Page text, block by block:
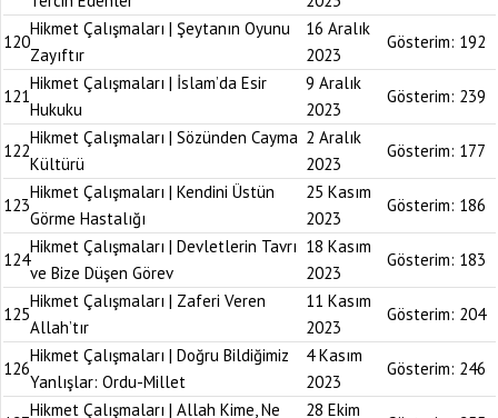
120
Hikmet Çalışmaları | Şeytanın Oyunu
Zayıftır
16 Aralık
2023
Gösterim: 192
121
Hikmet Çalışmaları | İslam’da Esir
Hukuku
9 Aralık
2023
Gösterim: 239
122
Hikmet Çalışmaları | Sözünden Cayma
Kültürü
2 Aralık
2023
Gösterim: 177
123
Hikmet Çalışmaları | Kendini Üstün
Görme Hastalığı
25 Kasım
2023
Gösterim: 186
124
Hikmet Çalışmaları | Devletlerin Tavrı
ve Bize Düşen Görev
18 Kasım
2023
Gösterim: 183
125
Hikmet Çalışmaları | Zaferi Veren
Allah’tır
11 Kasım
2023
Gösterim: 204
126
Hikmet Çalışmaları | Doğru Bildiğimiz
Yanlışlar: Ordu-Millet
4 Kasım
2023
Gösterim: 246
Hikmet Çalışmaları | Allah Kime, Ne
28 Ekim